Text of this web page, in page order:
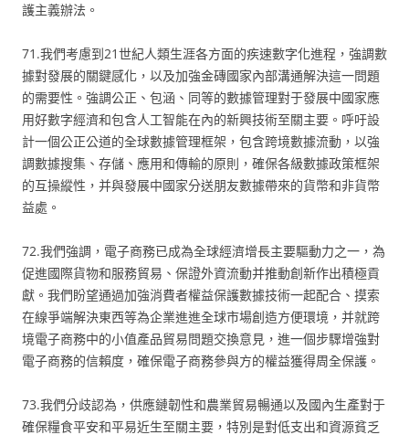
護主義辦法。
71.我們考慮到21世紀人類生涯各方面的疾速數字化進程，強調數
據對發展的關鍵感化，以及加強金磚國家內部溝通解決這一問題
的需要性。強調公正、包涵、同等的數據管理對于發展中國家應
用好數字經濟和包含人工智能在內的新興技術至關主要。呼吁設
計一個公正公道的全球數據管理框架，包含跨境數據流動，以強
調數據搜集、存儲、應用和傳輸的原則，確保各級數據政策框架
的互操縱性，并與發展中國家分送朋友數據帶來的貨幣和非貨幣
益處。
72.我們強調，電子商務已成為全球經濟增長主要驅動力之一，為
促進國際貨物和服務貿易、保證外資流動并推動創新作出積極貢
獻。我們盼望通過加強消費者權益保護數據技術一起配合、摸索
在線爭端解決東西等為企業進進全球市場創造方便環境，并就跨
境電子商務中的小值產品貿易問題交換意見，進一個步驟增強對
電子商務的信賴度，確保電子商務參與方的權益獲得周全保護。
73.我們分歧認為，供應鏈韌性和農業貿易暢通以及國內生產對于
確保糧食平安和平易近生至關主要，特別是對低支出和資源貧乏